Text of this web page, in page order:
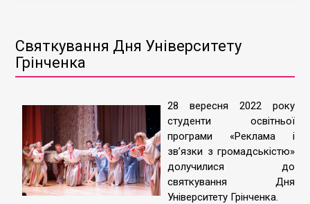
Святкування Дня Університету
Грінченка
28 вересня 2022 року
студенти освітньої
програми «Реклама і
зв’язки з громадськістю»
долучилися до
святкування Дня
Університету Грінченка.